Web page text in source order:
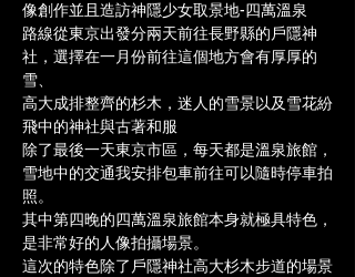
像創作並且造訪神隱少女取景地-四萬溫泉
路線從東京出發分兩天前往長野縣的戶隱神
社，選擇在一月份前往這個地方會有厚厚的
雪、
高大成排整齊的杉木，迷人的雪景以及雪花紛
飛中的神社與古著和服
除了最後一天東京市區，每天都是溫泉旅館，
雪地中的交通我安排包車前往可以隨時停車拍
照。
其中第四晚的四萬溫泉旅館本身就極具特色，
是非常好的人像拍攝場景。
這次的特色除了戶隱神社高大杉木步道的場景